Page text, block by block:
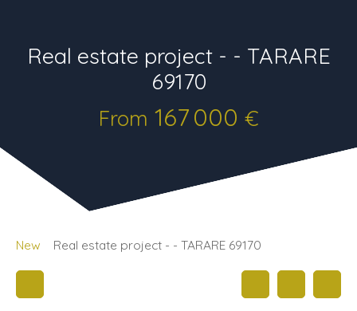
Real estate project - - TARARE
69170
From 167 000 €
New Real estate project - - TARARE 69170